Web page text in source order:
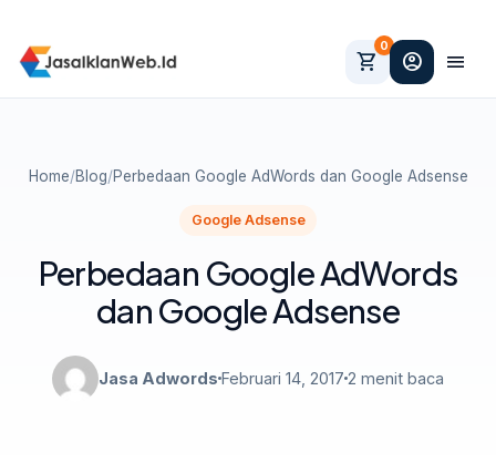
shopping_cart
0
account_circle menu
Home/Blog/Perbedaan Google AdWords dan Google Adsense
Google Adsense
Perbedaan Google AdWords
dan Google Adsense
Jasa Adwords Februari 14, 2017 2 menit baca